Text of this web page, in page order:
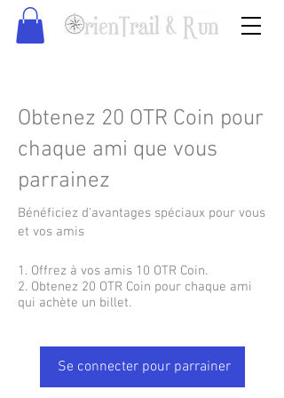
Obtenez 20 OTR Coin pour
chaque ami que vous
parrainez
Bénéficiez d'avantages spéciaux pour vous
et vos amis
Offrez à vos amis 10 OTR Coin.
Obtenez 20 OTR Coin pour chaque ami
qui achète un billet.
Se connecter pour parrainer